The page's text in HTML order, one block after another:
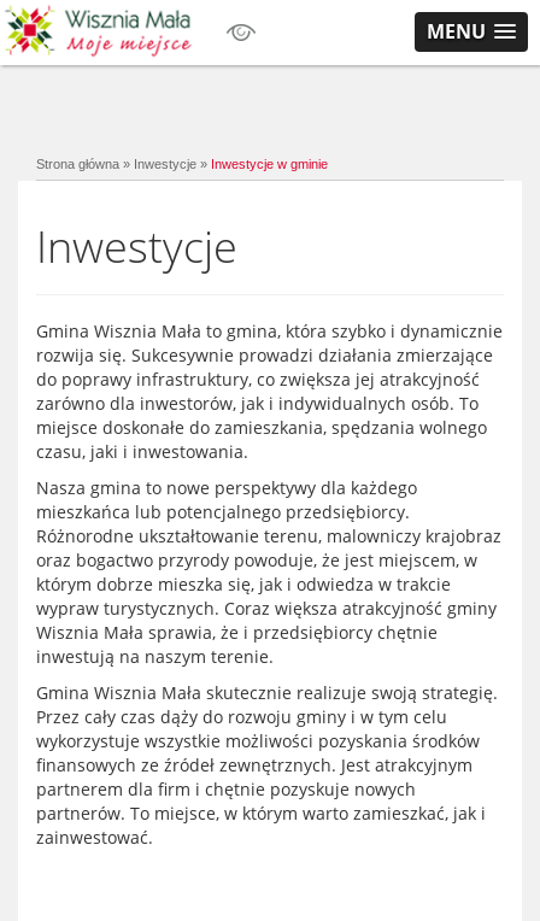
MENU
Strona główna » Inwestycje » Inwestycje w gminie
Inwestycje
Gmina Wisznia Mała to gmina, która szybko i dynamicznie
rozwija się. Sukcesywnie prowadzi działania zmierzające
do poprawy infrastruktury, co zwiększa jej atrakcyjność
zarówno dla inwestorów, jak i indywidualnych osób. To
miejsce doskonałe do zamieszkania, spędzania wolnego
czasu, jaki i inwestowania.
Nasza gmina to nowe perspektywy dla każdego
mieszkańca lub potencjalnego przedsiębiorcy.
Różnorodne ukształtowanie terenu, malowniczy krajobraz
oraz bogactwo przyrody powoduje, że jest miejscem, w
którym dobrze mieszka się, jak i odwiedza w trakcie
wypraw turystycznych. Coraz większa atrakcyjność gminy
Wisznia Mała sprawia, że i przedsiębiorcy chętnie
inwestują na naszym terenie.
Gmina Wisznia Mała skutecznie realizuje swoją strategię.
Przez cały czas dąży do rozwoju gminy i w tym celu
wykorzystuje wszystkie możliwości pozyskania środków
finansowych ze źródeł zewnętrznych. Jest atrakcyjnym
partnerem dla firm i chętnie pozyskuje nowych
partnerów. To miejsce, w którym warto zamieszkać, jak i
zainwestować.